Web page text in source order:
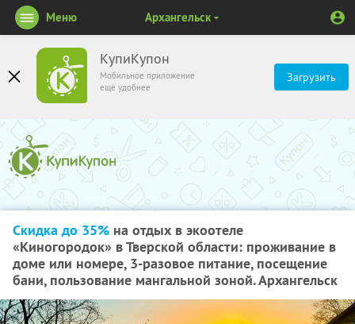
КупиКупон
Мобильное приложение
ещё удобнее
Загрузить
Меню Архангельск
Скидка до 35% на отдых в экоотеле
«Киногородок» в Тверской области: проживание в
доме или номере, 3-разовое питание, посещение
бани, пользование мангальной зоной. Архангельск